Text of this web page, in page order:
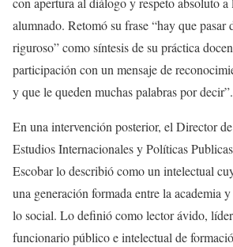
alumnado. Retomó su frase “hay que
riguroso” como síntesis de su práctica
participación con un mensaje de
y que le queden muchas palabras por decir”.
En una intervención posterior, el Director de
Estudios Internacionalesy Políticas Publicas
Escobarlo describió como un intelectual
una generación formada entre la academia
lo social. Lo definió como lector ávido,
funcionario público e intelectual de